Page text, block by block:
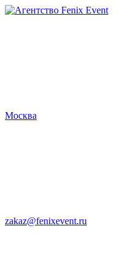
Москва
zakaz@fenixevent.ru